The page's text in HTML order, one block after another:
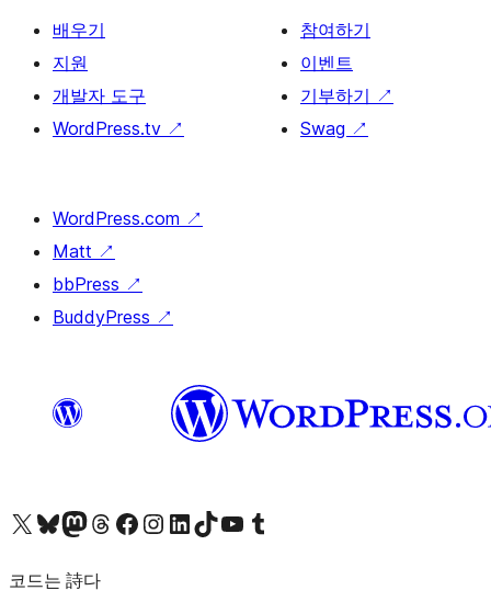
배우기
지원
개발자 도구
WordPress.tv ↗
참여하기
이벤트
기부하기 ↗
Swag ↗
WordPress.com ↗
Matt ↗
bbPress ↗
BuddyPress ↗
X(이전 트위터) 계정 방문하기블루스카이 계정 방문하기마스토돈 계정 방문하기스레드 계정 방문하기 페이스북 페이지 방문하기인스타그램 계정 방문하기 LinkedIn 계정 방문하기틱톡 계정 방문하기유튜브 채널 방문하기 텀블러 계정 방문하기
코드는 詩다